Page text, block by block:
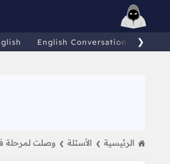
English Conversations ❯
الرئيسية ❯ الأسئلة ❯ وصلت لمرحلة